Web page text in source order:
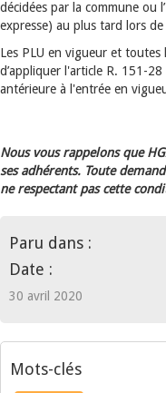
décidées par la commune ou
expresse) au plus tard lors
Les PLU en vigueur et
d’appliquer l'article R. 151-
antérieure à l'entrée en
Nous vous rappelons que
ses adhérents. Toute
ne respectant pas cette
Paru dans :
Date :
30 avril 2020
Mots-clés